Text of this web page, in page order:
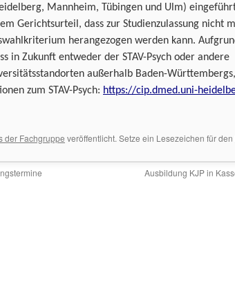
Mannheim, Tübingen und Ulm)
Gerichtsurteil, dass zur Studienzulassung nicht
herangezogen werden kann.
in Zukunft entweder der STAV-Psych oder andere
außerhalb Baden-
zum STAV-Psych: https://cip.dmed.uni-
der Fachgruppe veröffentlicht. Setze ein Lesezeichen für den
Ausbildung KJP in